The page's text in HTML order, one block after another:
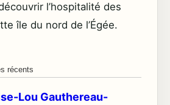
l’hospitalité des
île du nord de l’Égée.
récents
Lou Gauthereau-